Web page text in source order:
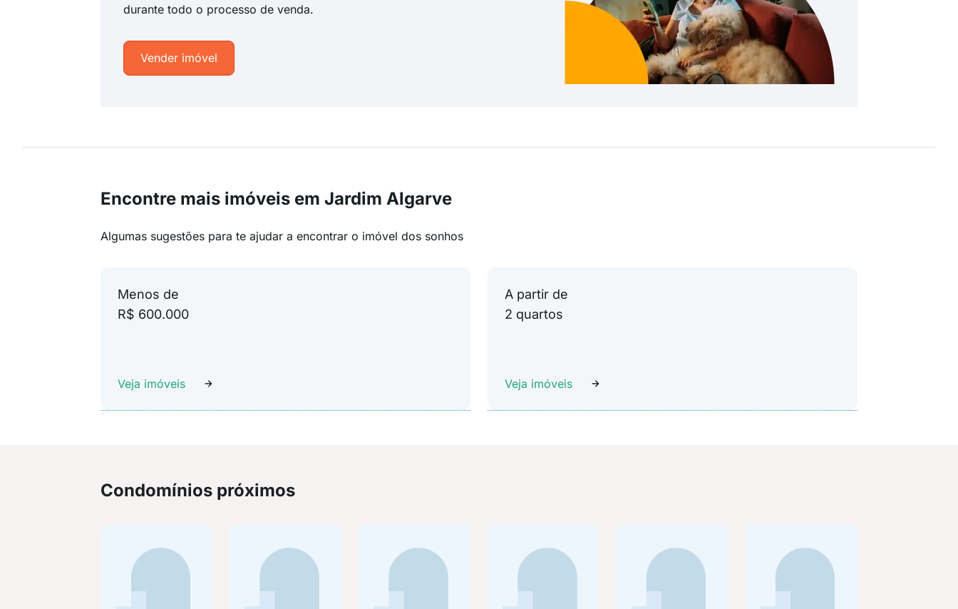
durante todo o processo de venda.
Vender imóvel
Encontre mais imóveis em Jardim Algarve
Algumas sugestões para te ajudar a encontrar o imóvel dos sonhos
Menos de
R$ 600.000
Veja imóveis
A partir de
2 quartos
Veja imóveis
Condomínios próximos